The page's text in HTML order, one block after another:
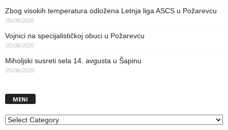
Zbog visokih temperatura odložena Letnja liga ASCS u Požarevcu
05/08/2026
Vojnici na specijalističkoj obuci u Požarevcu
05/08/2026
Miholjski susreti sela 14. avgusta u Šapinu
05/08/2026
MENI
MENI